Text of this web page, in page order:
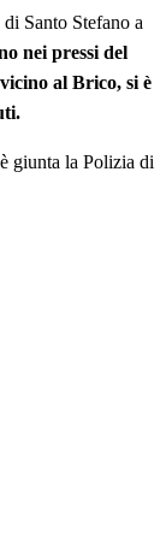
Santo Stefano a
nei pressi del
al Brico, si è
giunta la Polizia di